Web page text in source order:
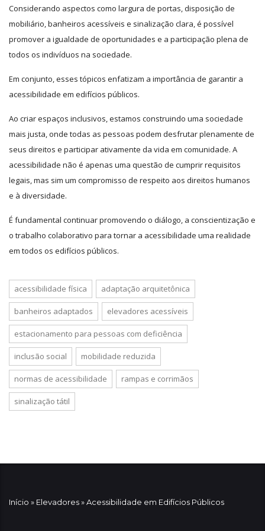
Considerando aspectos como largura de portas, disposição de
mobiliário, banheiros acessíveis e sinalização clara, é possível
promover a igualdade de oportunidades e a participação plena de
todos os indivíduos na sociedade.
Em conjunto, esses tópicos enfatizam a importância de garantir a
acessibilidade em edifícios públicos.
Ao criar espaços inclusivos, estamos construindo uma sociedade
mais justa, onde todas as pessoas podem desfrutar plenamente de
seus direitos e participar ativamente da vida em comunidade. A
acessibilidade não é apenas uma questão de cumprir requisitos
legais, mas sim um compromisso de respeito aos direitos humanos
e à diversidade.
É fundamental continuar promovendo o diálogo, a conscientização e
o trabalho colaborativo para tornar a acessibilidade uma realidade
em todos os edifícios públicos.
acessibilidade física adaptação arquitetônica
banheiros adaptados elevadores acessíveis
estacionamento para pessoas com deficiência
inclusão social mobilidade reduzida
normas de acessibilidade rampas e corrimãos
sinalização tátil
Início » Elevadores»Acessibilidade em Edifícios Públicos